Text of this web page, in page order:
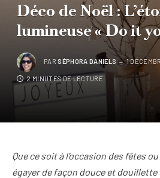
Déco de Noël :
lumineuse « Do it
PAR SÉPHORA DANIELS 1
2 MINUTES DE LECTURE
Que ce soit à l’occasion des fêtes
égayer de façon douce et